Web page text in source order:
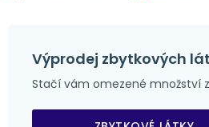
Výprodej zbytkových
Stačí vám omezené množství